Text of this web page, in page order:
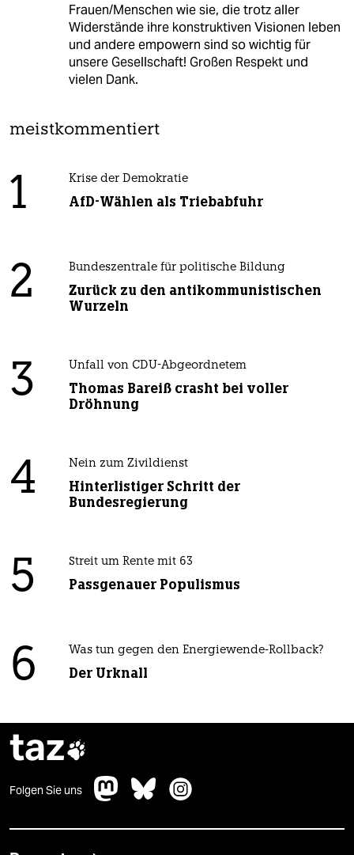
Frauen/Menschen wie sie, die trotz aller
Widerstände ihre konstruktiven Visionen leben
und andere empowern sind so wichtig für
unsere Gesellschaft! Großen Respekt und
vielen Dank.
meistkommentiert
1 Krise der Demokratie
AfD-Wählen als Triebabfuhr
2 Bundeszentrale für politische Bildung
Zurück zu den antikommunistischen
Wurzeln
3 Unfall von CDU-Abgeordnetem
Thomas Bareiß crasht bei voller
Dröhnung
4 Nein zum Zivildienst
Hinterlistiger Schritt der
Bundesregierung
5 Streit um Rente mit 63
Passgenauer Populismus
6 Was tun gegen den Energiewende-Rollback?
Der Urknall
taz
Folgen Sie uns